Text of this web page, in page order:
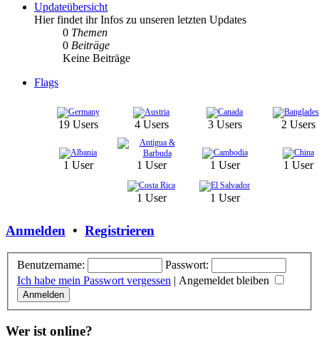
Updateübersicht
Hier findet ihr Infos zu unseren letzten Updates
0 Themen
0 Beiträge
Keine Beiträge
Flags
19 Users 4 Users 3 Users 2 Users
1 User 1 User 1 User 1 User
1 User 1 User
Anmelden • Registrieren
Benutzername:
Passwort:
Ich habe mein Passwort vergessen | Angemeldet bleiben
Wer ist online?